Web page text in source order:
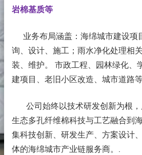
岩棉基质等
业务布局涵盖：海绵城市建设项
询、设计、施工；雨水净化处理相
装、维护。 市政工程、园林绿化、
建项目、老旧小区改造、城市道路等
公司始终以技术研发创新为根
生态多孔纤维棉科技与工艺融合到
集科技创新、研发生产、方案设计
体的海绵城市产业链服务商。